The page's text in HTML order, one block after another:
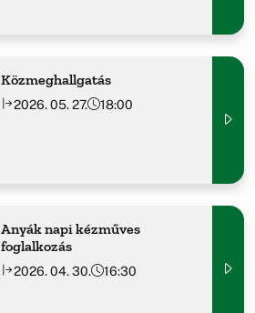
Közmeghallgatás
2026. 05. 27. 18:00
Anyák napi kézműves
foglalkozás
2026. 04. 30. 16:30